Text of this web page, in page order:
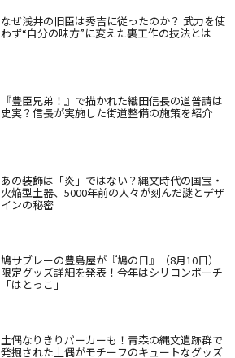
なぜ浅井の旧臣は秀吉に従ったのか？ 武力を使
わず“自分の味方”に変えた裏工作の技法とは
『豊臣兄弟！』で描かれた織田信長の道普請は
史実？信長が実施した街道整備の施策を紹介
あの装飾は「炎」ではない？縄文時代の国宝・
火焔型土器、5000年前の人々が刻んだ謎とデザ
インの秘密
鳩サブレーの豊島屋が『鳩の日』（8月10日）
限定グッズ詳細を発表！今年はシリコンポーチ
「はとっこ」
土偶なりきりパーカーも！青森の縄文遺跡群で
発掘された土偶がモチーフのキュートなグッズ